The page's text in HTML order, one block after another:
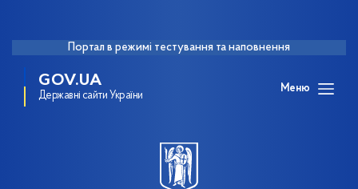
Портал в режимі тестування та наповнення
GOV.UA
Державні сайти України
Меню